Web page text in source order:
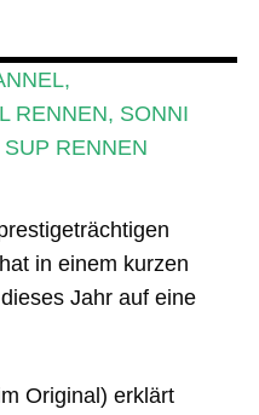
,
RENNEN, SONNI
SUP RENNEN
in einem kurzen
Jahr auf eine
Original) erklärt